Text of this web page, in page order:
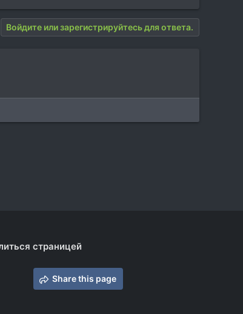
Войдите или зарегистрируйтесь для ответа.
страницей
Share this page